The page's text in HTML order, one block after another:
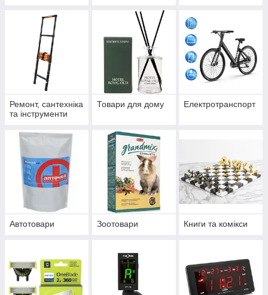
Ремонт, сантехніка
та інструменти
Товари для дому Електротранспорт
Автотовари Зоотовари Книги та комікси